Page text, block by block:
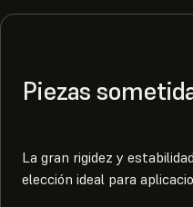
Piezas
La gran rigidez y
elección ideal para